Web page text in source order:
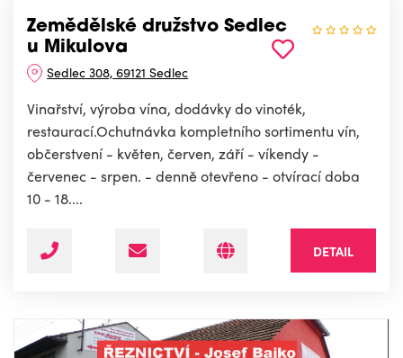
Zemědělské družstvo Sedlec
u Mikulova
Sedlec 308, 69121 Sedlec
Vinařství, výroba vína, dodávky do vinoték,
restaurací.Ochutnávka kompletního sortimentu vín,
občerstvení - květen, červen, září - víkendy -
červenec - srpen. - denně otevřeno - otvírací doba
10 - 18....
DETAIL